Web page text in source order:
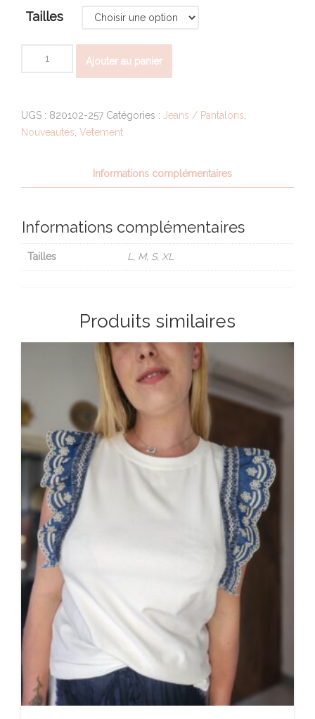
Tailles
Ajouter au panier
UGS : 820102-257 Catégories : Jeans / Pantalons,
Nouveautés, Vetement
Informations complémentaires
Informations complémentaires
Tailles L, M, S, XL
Produits similaires